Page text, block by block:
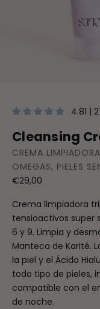
4.81 |
Cleansing
CREMA
OMEGAS, PIELES
Precio de oferta
€29,00
Crema limpiadora
tensioactivos super
6 y 9. Limpia y
Manteca de Karité.
la piel y el Ácido
todo tipo de pieles,
compatible con el
de noche.